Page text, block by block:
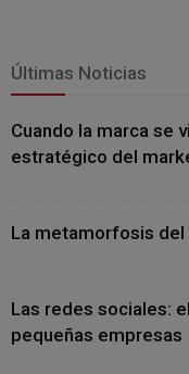
Últimas Noticias
Cuando la marca se
estratégico del
La metamorfosis
Las redes sociales:
pequeñas empresas